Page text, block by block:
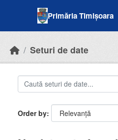
Primăria Timișoara
Seturi de date
Order by